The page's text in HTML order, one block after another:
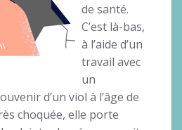
de santé.
C’est là-bas,
à l’aide d’un
travail avec
un
d’un viol à l’âge de
choquée, elle porte